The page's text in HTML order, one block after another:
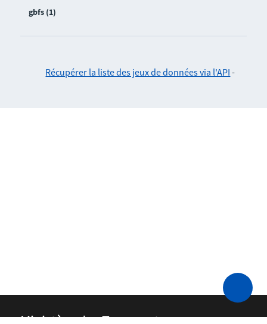
gbfs (1)
Récupérer la liste des jeux de données via l'API -